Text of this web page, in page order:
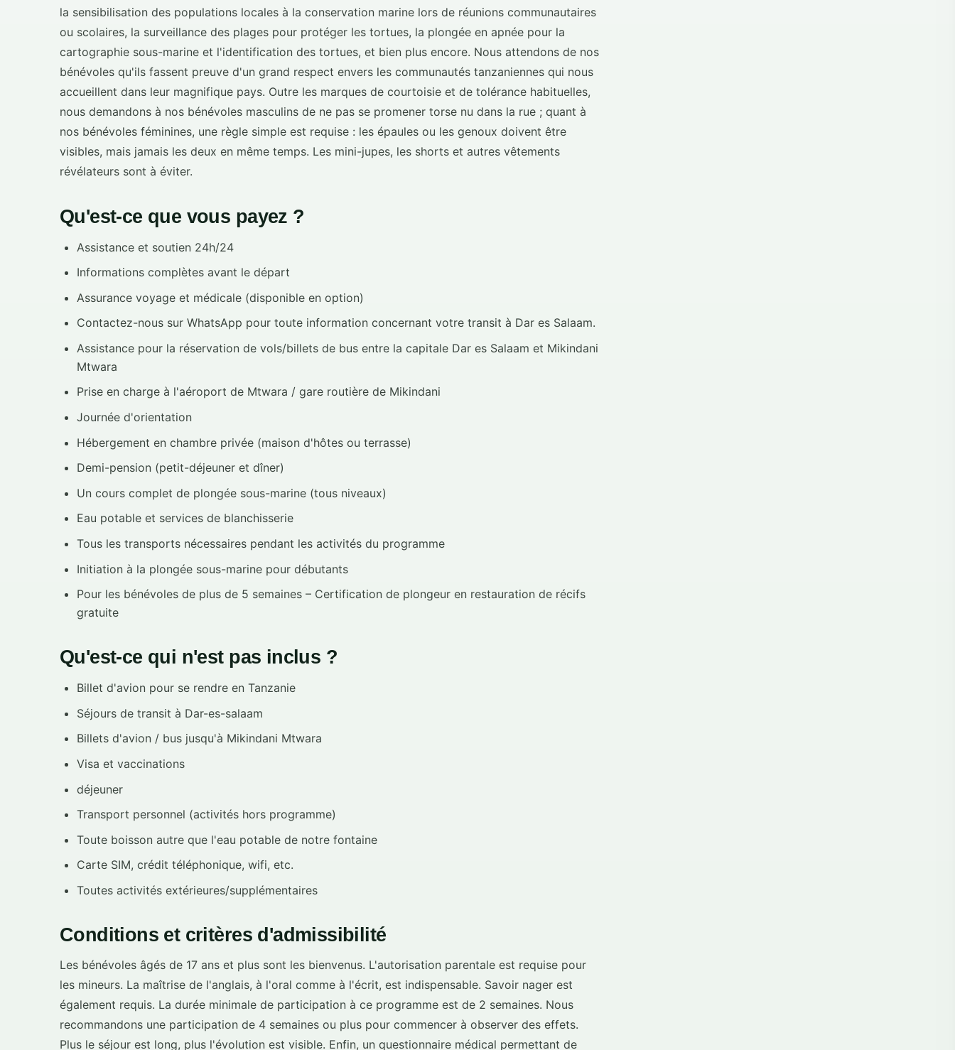
la sensibilisation des populations locales à la conservation marine lors de réunions communautaires
ou scolaires, la surveillance des plages pour protéger les tortues, la plongée en apnée pour la
cartographie sous-marine et l'identification des tortues, et bien plus encore. Nous attendons de nos
bénévoles qu'ils fassent preuve d'un grand respect envers les communautés tanzaniennes qui nous
accueillent dans leur magnifique pays. Outre les marques de courtoisie et de tolérance habituelles,
nous demandons à nos bénévoles masculins de ne pas se promener torse nu dans la rue ; quant à
nos bénévoles féminines, une règle simple est requise : les épaules ou les genoux doivent être
visibles, mais jamais les deux en même temps. Les mini-jupes, les shorts et autres vêtements
révélateurs sont à éviter.
Qu'est-ce que vous payez ?
Assistance et soutien 24h/24
Informations complètes avant le départ
Assurance voyage et médicale (disponible en option)
Contactez-nous sur WhatsApp pour toute information concernant votre transit à Dar es Salaam.
Assistance pour la réservation de vols/billets de bus entre la capitale Dar es Salaam et Mikindani
Mtwara
Prise en charge à l'aéroport de Mtwara / gare routière de Mikindani
Journée d'orientation
Hébergement en chambre privée (maison d'hôtes ou terrasse)
Demi-pension (petit-déjeuner et dîner)
Un cours complet de plongée sous-marine (tous niveaux)
Eau potable et services de blanchisserie
Tous les transports nécessaires pendant les activités du programme
Initiation à la plongée sous-marine pour débutants
Pour les bénévoles de plus de 5 semaines – Certification de plongeur en restauration de récifs
gratuite
Qu'est-ce qui n'est pas inclus ?
Billet d'avion pour se rendre en Tanzanie
Séjours de transit à Dar-es-salaam
Billets d'avion / bus jusqu'à Mikindani Mtwara
Visa et vaccinations
déjeuner
Transport personnel (activités hors programme)
Toute boisson autre que l'eau potable de notre fontaine
Carte SIM, crédit téléphonique, wifi, etc.
Toutes activités extérieures/supplémentaires
Conditions et critères d'admissibilité
Les bénévoles âgés de 17 ans et plus sont les bienvenus. L'autorisation parentale est requise pour
les mineurs. La maîtrise de l'anglais, à l'oral comme à l'écrit, est indispensable. Savoir nager est
également requis. La durée minimale de participation à ce programme est de 2 semaines. Nous
recommandons une participation de 4 semaines ou plus pour commencer à observer des effets.
Plus le séjour est long, plus l'évolution est visible. Enfin, un questionnaire médical permettant de